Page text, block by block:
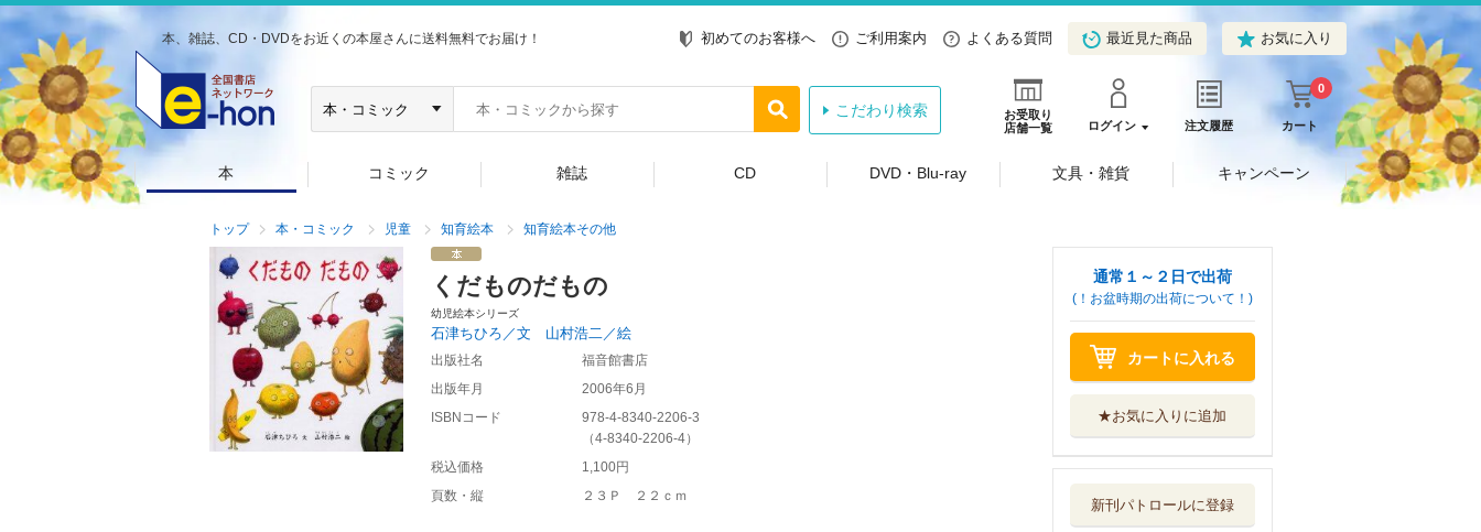
本、雑誌、CD・DVDをお近くの本屋さんに送料無料でお届け！ 初めてのお客様へ ご利用案内 よくある質問 最近見た商品 お気に入り
お受取り
店舗一覧
ログイン 注文履歴 カート
0
こだわり検索
本 コミック 雑誌 CD DVD・Blu-ray 文具・雑貨 キャンペーン
トップ 本・コミック 児童 知育絵本 知育絵本その他
くだものだもの
幼児絵本シリーズ
石津ちひろ／文 山村浩二／絵
出版社名
福音館書店
出版年月
2006年6月
ISBNコード
978-4-8340-2206-3
（4-8340-2206-4）
税込価格
1,100円
頁数・縦
２３Ｐ ２２ｃｍ
通常１～２日で出荷
(！お盆時期の出荷について！)
カートに入れる
★お気に入りに追加
新刊パトロールに登録
スージーのふしぎ
な一日
もりのおく